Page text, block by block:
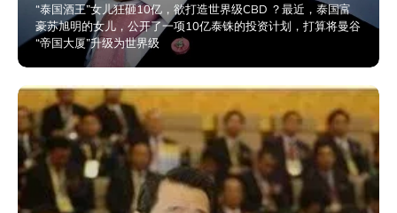
“泰国酒王”女儿狂砸10亿，欲打造世界级CBD ？最近，泰国富
豪苏旭明的女儿，公开了一项10亿泰铢的投资计划，打算将曼谷
“帝国大厦”升级为世界级
2024年4月17日